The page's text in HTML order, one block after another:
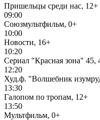
Пришельцы среди нас, 12+
09:00
Союзмультфильм, 0+
10:00
Новости, 16+
10:20
Сериал "Красная зона" 45,
12:20
Худ.ф. "Волшебник
13:30
Галопом по тропам, 12+
13:50
Мультфильм, 0+